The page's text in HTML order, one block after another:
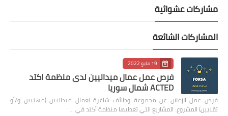
مشاركات عشوائية
المشاركات الشائعة
19 مايو 2022
فرص عمل عمال ميدانيين لدى منظمة اكتد
ACTED شمال سوريا
فرص عمل الإعلان عن مجموعة وظائف شاغرة لعمال ميدانيين (مهنيين و/أو
تقنيين) المشروع: المشاريع التي تغطيها منظمة أكتد في …